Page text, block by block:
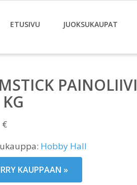
ETUSIVU JUOKSUKAUPAT
PAINOLIIVI
€
Hobby Hall
KAUPPAAN »